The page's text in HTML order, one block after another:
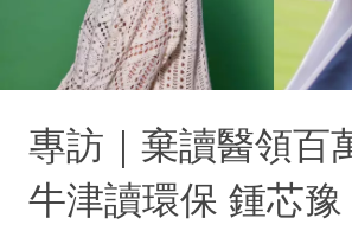
專訪｜棄讀醫領百
牛津讀環保 鍾芯豫